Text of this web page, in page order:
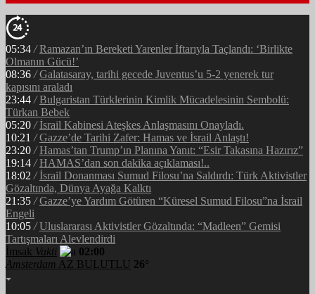
05:34 / Ramazan’ın Bereketi Yarenler İftarıyla Taçlandı: ‘Birlikte
Olmanın Gücü!’
08:36 / Galatasaray, tarihi gecede Juventus’u 5-2 yenerek tur
kapısını araladı
23:44 / Bulgaristan Türklerinin Kimlik Mücadelesinin Sembolü:
Türkan Bebek
05:20 / İsrail Kabinesi Ateşkes Anlaşmasını Onayladı.
10:21 / Gazze’de Tarihi Zafer: Hamas ve İsrail Anlaştı!
23:20 / Hamas’tan Trump’ın Planına Yanıt: “Esir Takasına Hazırız”
19:14 / HAMAS’dan son dakika açıklaması!..
18:02 / İsrail Donanması Sumud Filosu’na Saldırdı: Türk Aktivistler
Gözaltında, Dünya Ayağa Kalktı
21:35 / Gazze’ye Yardım Götüren “Küresel Sumud Filosu”na İsrail
Engeli
10:05 / Uluslararası Aktivistler Gözaltında: “Madleen” Gemisi
Tartışmaları Alevlendirdi
İmsak Vakti
02:00
Amsterdam AZ BULUTLU 26°